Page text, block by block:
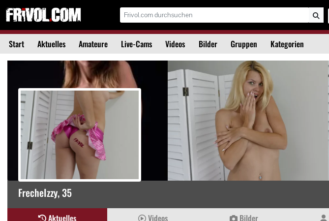
Start Aktuelles Amateure Live-Cams Videos Bilder Gruppen Kategorien
FrecheIzzy, 35
Aktuelles
Videos Bilder